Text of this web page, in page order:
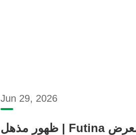
Jun 29, 2026
ظهور مذهل | Futina تترك بصمتها في معرض